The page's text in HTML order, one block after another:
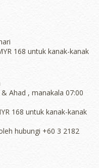
168 untuk kanak-kanak
Ahad , manakala 07:00
168 untuk kanak-kanak
hubungi +60 3 2182